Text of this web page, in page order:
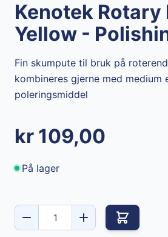
Kenotek Rotary
Yellow -
Fin skumpute til bruk på
kombineres gjerne med medium
poleringsmiddel
kr 109,00
På lager